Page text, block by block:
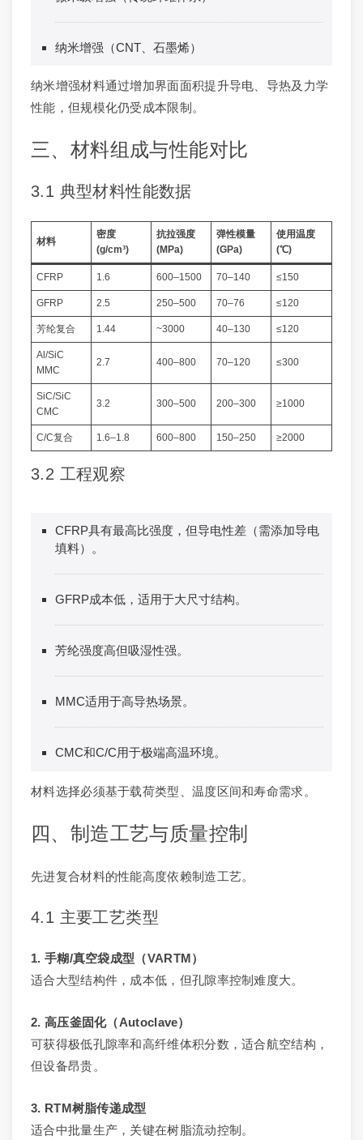
纳米增强（CNT、石墨烯）
纳米增强材料通过增加界面面积提升导电、导热及力学
性能，但规模化仍受成本限制。
三、材料组成与性能对比
3.1 典型材料性能数据
材料
密度
(g/cm³)
抗拉强度
(MPa)
弹性模量
(GPa)
使用温度
(℃)
CFRP 1.6 600–1500 70–140 ≤150
GFRP 2.5 250–500 70–76 ≤120
芳纶复合 1.44 ~3000 40–130 ≤120
Al/SiC
MMC
2.7 400–800 70–120 ≤300
SiC/SiC
CMC
3.2 300–500 200–300 ≥1000
C/C复合 1.6–1.8 600–800 150–250 ≥2000
3.2 工程观察
CFRP具有最高比强度，但导电性差（需添加导电
填料）。
GFRP成本低，适用于大尺寸结构。
芳纶强度高但吸湿性强。
MMC适用于高导热场景。
CMC和C/C用于极端高温环境。
材料选择必须基于载荷类型、温度区间和寿命需求。
四、制造工艺与质量控制
先进复合材料的性能高度依赖制造工艺。
4.1 主要工艺类型
1. 手糊/真空袋成型（VARTM）
适合大型结构件，成本低，但孔隙率控制难度大。
2. 高压釜固化（Autoclave）
可获得极低孔隙率和高纤维体积分数，适合航空结构，
但设备昂贵。
3. RTM树脂传递成型
适合中批量生产，关键在树脂流动控制。